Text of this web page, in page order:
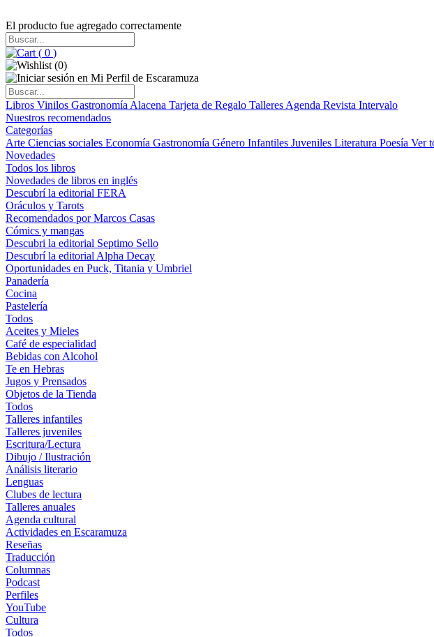
El producto fue agregado correctamente
( 0 )
(0)
Libros Vinilos Gastronomía Alacena Tarjeta de Regalo Talleres Agenda Revista Intervalo
Nuestros recomendados
Categorías
Arte Ciencias sociales Economía Gastronomía Género Infantiles Juveniles Literatura Poesía Ver
Novedades
Todos los libros
Novedades de libros en inglés
Descubrí la editorial FERA
Oráculos y Tarots
Recomendados por Marcos Casas
Cómics y mangas
Descubri la editorial Septimo Sello
Descubrí la editorial Alpha Decay
Oportunidades en Puck, Titania y Umbriel
Panadería
Cocina
Pastelería
Todos
Aceites y Mieles
Café de especialidad
Bebidas con Alcohol
Te en Hebras
Jugos y Prensados
Objetos de la Tienda
Todos
Talleres infantiles
Talleres juveniles
Escritura/Lectura
Dibujo / Ilustración
Análisis literario
Lenguas
Clubes de lectura
Talleres anuales
Agenda cultural
Actividades en Escaramuza
Reseñas
Traducción
Columnas
Podcast
Perfiles
YouTube
Cultura
Todos